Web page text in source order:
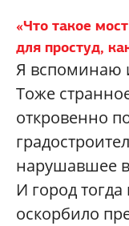
«Что такое
для простуд,
Я вспоминаю
Тоже
откровенно
нарушавшее
И город
оскорбило